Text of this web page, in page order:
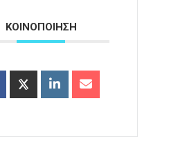
ΚΟΙΝΟΠΟΙΗΣΗ